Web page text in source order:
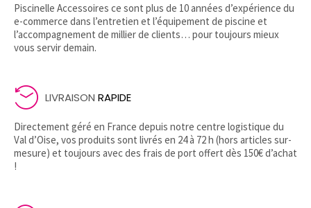
Piscinelle Accessoires ce sont plus de 10 années d’expérience du
e-commerce dans l’entretien et l’équipement de piscine et
l’accompagnement de millier de clients… pour toujours mieux
vous servir demain.
LIVRAISON RAPIDE
Directement géré en France depuis notre centre logistique du
Val d’Oise, vos produits sont livrés en 24 à 72 h (hors articles sur-
mesure) et toujours avec des frais de port offert dès 150€ d’achat
!